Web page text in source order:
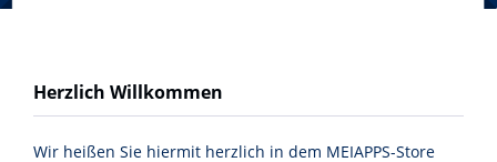
Herzlich Willkommen
Wir heißen Sie hiermit herzlich in dem MEIAPPS-Store